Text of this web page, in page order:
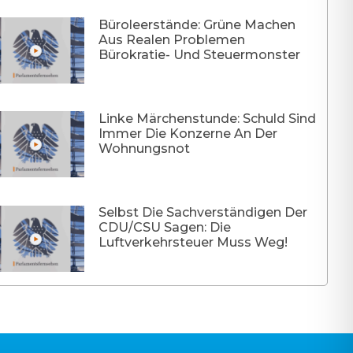
Büroleerstände: Grüne Machen
Aus Realen Problemen
Bürokratie- Und Steuermonster
Linke Märchenstunde: Schuld Sind
Immer Die Konzerne An Der
Wohnungsnot
Selbst Die Sachverständigen Der
CDU/CSU Sagen: Die
Luftverkehrsteuer Muss Weg!